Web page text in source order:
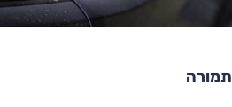
תמורה